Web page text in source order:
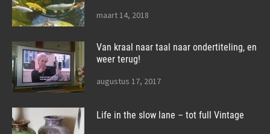
maart 14, 2018
Van kraal naar taal naar ondertiteling, en
weer terug!
augustus 17, 2017
Life in the slow lane – tot full Vintage